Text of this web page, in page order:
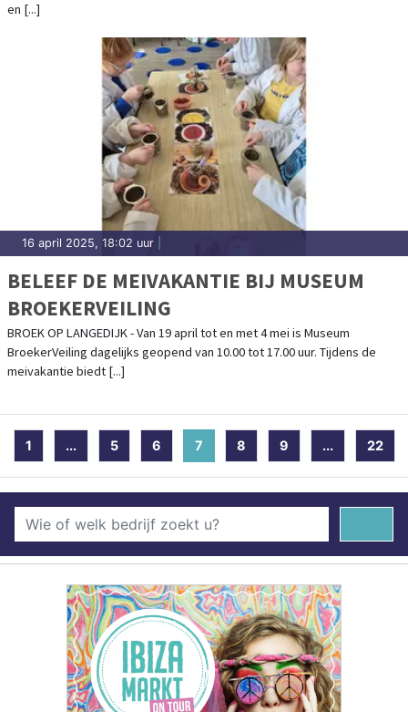
en [...]
16 april 2025, 18:02 uur
BELEEF DE MEIVAKANTIE BIJ MUSEUM
BROEKERVEILING
BROEK OP LANGEDIJK - Van 19 april tot en met 4 mei is Museum
BroekerVeiling dagelijks geopend van 10.00 tot 17.00 uur. Tijdens de
meivakantie biedt [...]
1 ... 5 6 7 (current)
8 9 ... 22